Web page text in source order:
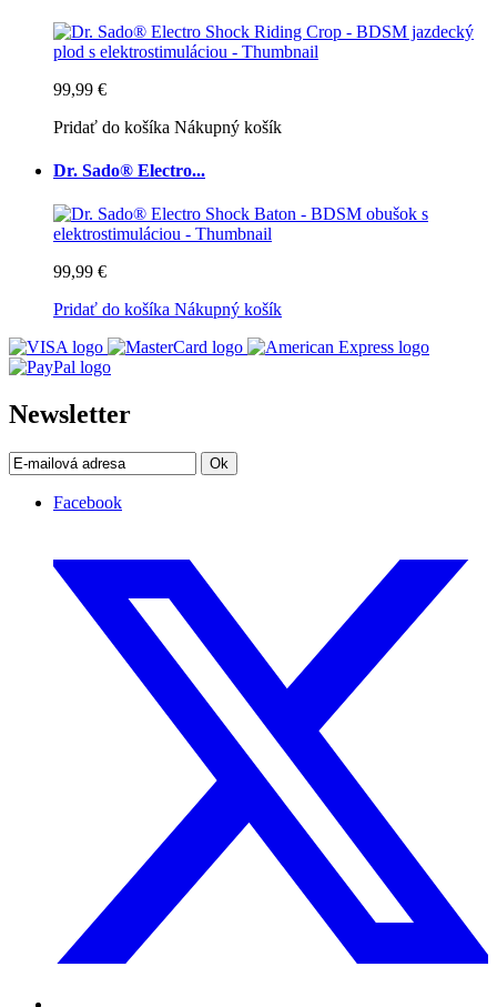
99,99 €
Pridať do košíka Nákupný košík
Dr. Sado® Electro...
99,99 €
Pridať do košíka Nákupný košík
Newsletter
Ok
Facebook